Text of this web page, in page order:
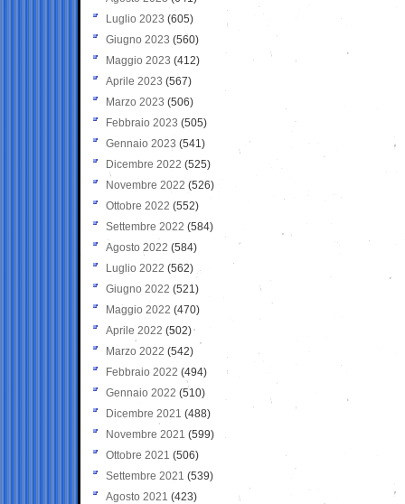
Luglio 2023 (605)
Giugno 2023 (560)
Maggio 2023 (412)
Aprile 2023 (567)
Marzo 2023 (506)
Febbraio 2023 (505)
Gennaio 2023 (541)
Dicembre 2022 (525)
Novembre 2022 (526)
Ottobre 2022 (552)
Settembre 2022 (584)
Agosto 2022 (584)
Luglio 2022 (562)
Giugno 2022 (521)
Maggio 2022 (470)
Aprile 2022 (502)
Marzo 2022 (542)
Febbraio 2022 (494)
Gennaio 2022 (510)
Dicembre 2021 (488)
Novembre 2021 (599)
Ottobre 2021 (506)
Settembre 2021 (539)
Agosto 2021 (423)